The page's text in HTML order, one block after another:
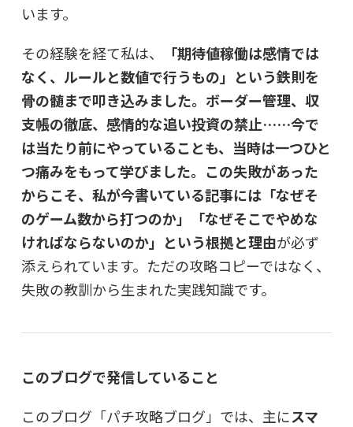
います。
その経験を経て私は、
「期待値稼働は感情では
なく、ルールと数値で行うもの」という鉄則を
骨の髄まで叩き込みました。ボーダー管理、収
支帳の徹底、感情的な追い投資の禁止……今で
は当たり前にやっていることも、当時は一つひと
つ痛みをもって学びました。この失敗があった
からこそ、私が今書いている記事には「なぜそ
のゲーム数から打つのか」「なぜそこでやめな
ければならないのか」という根拠と理由が必ず
添えられています。ただの攻略コピーではなく、
失敗の教訓から生まれた実践知識です。
このブログで発信していること
このブログ「パチ攻略ブログ」では、主にスマ